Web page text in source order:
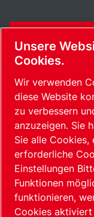
Sitemap
Unsere
Cookies.
Wir verwenden
diese Website
zu verbessern
anzuzeigen. Sie
Sie alle Cookies,
erforderliche
Einstellungen
Funktionen
funktionieren,
Cookies aktiviert